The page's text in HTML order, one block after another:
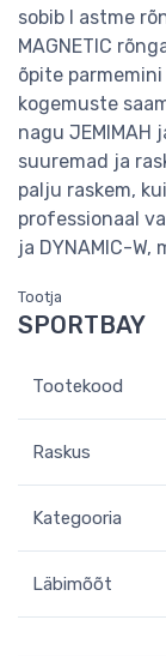
sobib I astme
MAGNETIC
õpite
kogemuste
nagu JEMIMAH
suuremad ja
palju raskem,
professionaal
ja DYNAMIC-
Tootja
SPORTBAY
Tootekood
Raskus
Kategooria
Läbimõõt